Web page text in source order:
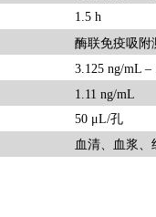
1.5 h
酶联免疫吸附
3.125 ng/mL –
1.11 ng/mL
50 μL/孔
血清、血浆